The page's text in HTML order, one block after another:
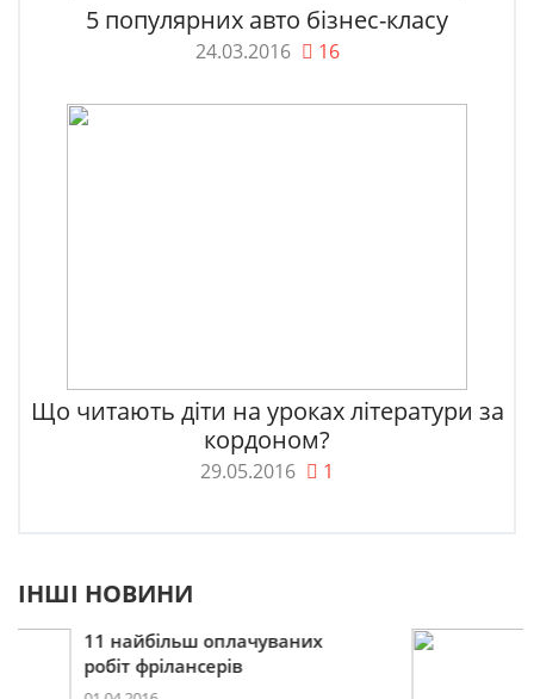
5 популярних авто бізнес-класу
24.03.2016 16
Що читають діти на уроках літератури за
кордоном?
29.05.2016 1
ІНШІ НОВИНИ
Пошукова строка зникне
до 2027